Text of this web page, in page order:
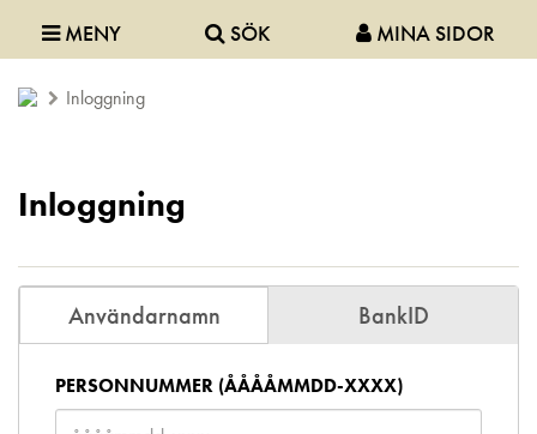
MENY SÖK MINA SIDOR
Inloggning
Inloggning
Användarnamn BankID
PERSONNUMMER (ÅÅÅÅMMDD-XXXX)